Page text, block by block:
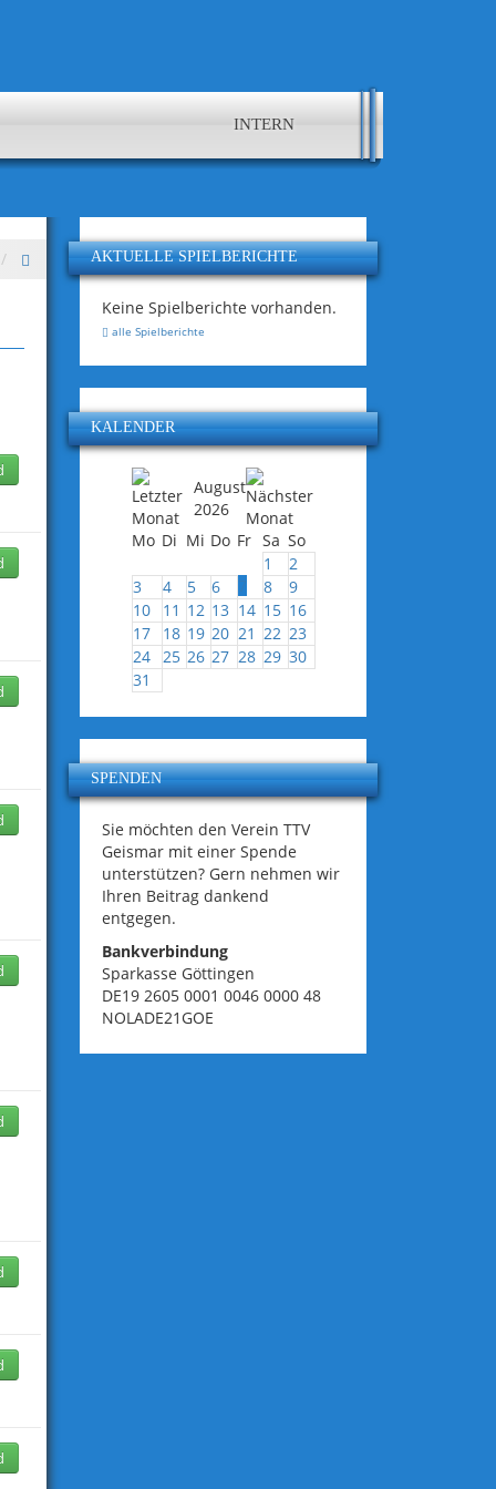
INTERN
AKTUELLE SPIELBERICHTE
Keine Spielberichte vorhanden.
alle Spielberichte
KALENDER
August
2026
Mo Di Mi Do Fr Sa So
1
2
3
4 5 6 8
9
10
11 12 13 14 15 16
17
18 19 20 21 22 23
24 25 26 27 28 29 30
31
SPENDEN
Sie möchten den Verein TTV
Geismar mit einer Spende
unterstützen? Gern nehmen wir
Ihren Beitrag dankend
entgegen.
Bankverbindung
Sparkasse Göttingen
DE19 2605 0001 0046 0000 48
NOLADE21GOE